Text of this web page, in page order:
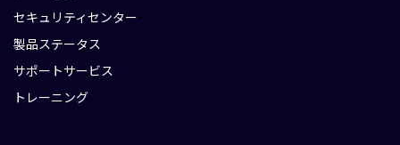
セキュリティセンター
製品ステータス
サポートサービス
トレーニング